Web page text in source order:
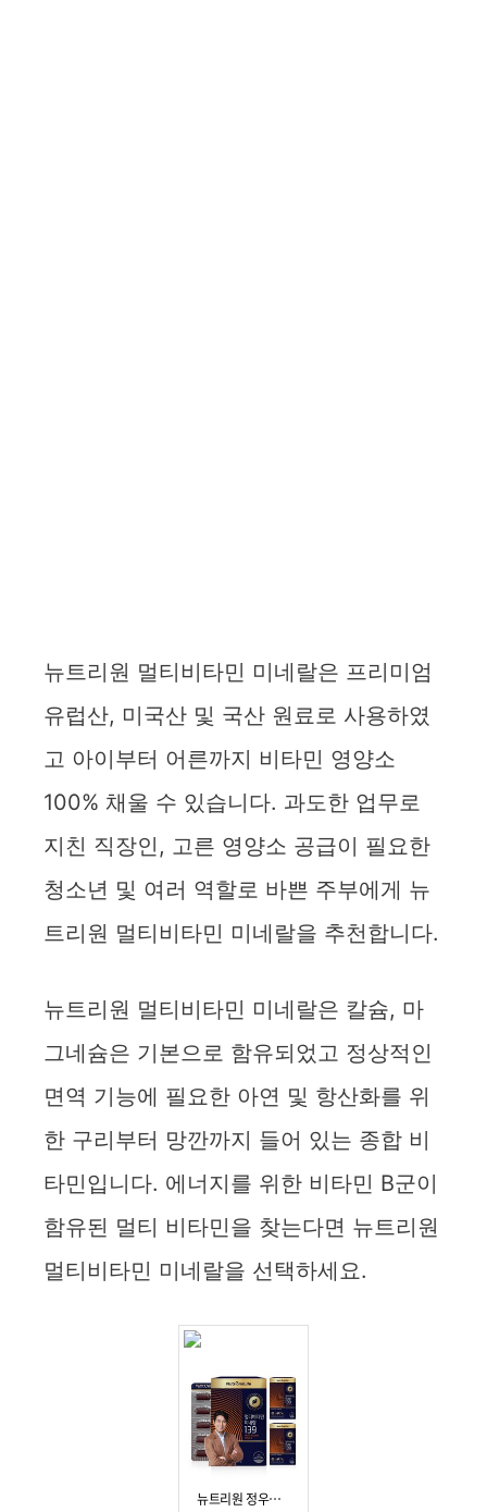
뉴트리원 멀티비타민 미네랄은 프리미엄
유럽산, 미국산 및 국산 원료로 사용하였
고 아이부터 어른까지 비타민 영양소
100% 채울 수 있습니다. 과도한 업무로
지친 직장인, 고른 영양소 공급이 필요한
청소년 및 여러 역할로 바쁜 주부에게 뉴
트리원 멀티비타민 미네랄을 추천합니다.
뉴트리원 멀티비타민 미네랄은 칼슘, 마
그네슘은 기본으로 함유되었고 정상적인
면역 기능에 필요한 아연 및 항산화를 위
한 구리부터 망깐까지 들어 있는 종합 비
타민입니다. 에너지를 위한 비타민 B군이
함유된 멀티 비타민을 찾는다면 뉴트리원
멀티비타민 미네랄을 선택하세요.